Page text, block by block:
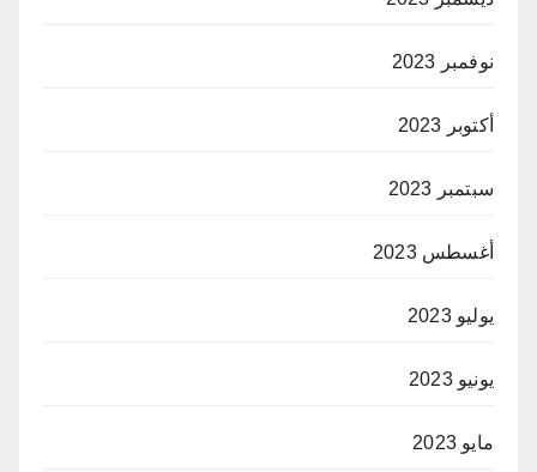
نوفمبر 2023
أكتوبر 2023
سبتمبر 2023
أغسطس 2023
يوليو 2023
يونيو 2023
مايو 2023